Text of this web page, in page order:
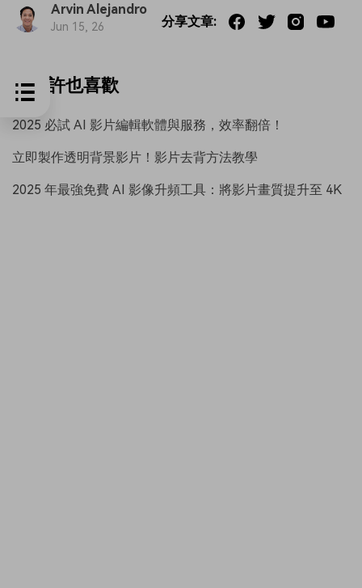
Arvin Alejandro
Jun 15, 26 分享文章:
你也許也喜歡
2025 必試 AI 影片編輯軟體與服務，效率翻倍！
立即製作透明背景影片！影片去背方法教學
2025 年最強免費 AI 影像升頻工具：將影片畫質提升至 4K